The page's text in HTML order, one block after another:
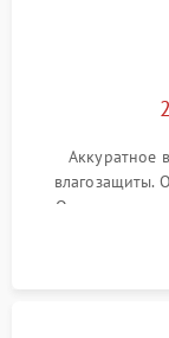
Аккуратное
влагозащиты.
Очистка
обработка